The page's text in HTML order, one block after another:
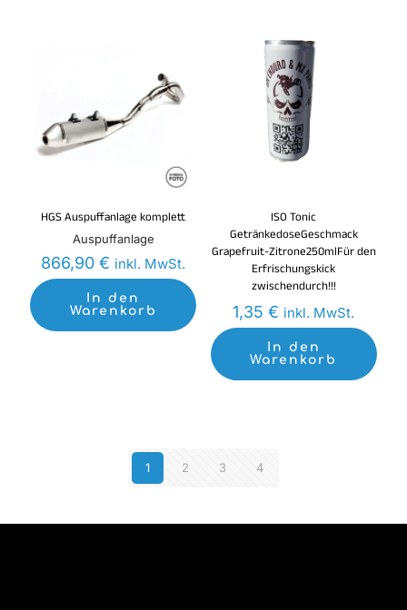
HGS Auspuffanlage komplett
Auspuffanlage
866,90€ inkl. MwSt.
In den
Warenkorb
ISO Tonic
GetränkedoseGeschmack
Grapefruit-Zitrone250mlFür den
Erfrischungskick
zwischendurch!!!
1,35€ inkl. MwSt.
In den
Warenkorb
1 2 3 4